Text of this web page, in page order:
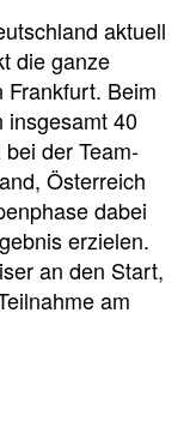
aktuell
die ganze
Frankfurt. Beim
insgesamt 40
der Team-
Österreich
dabei
erzielen.
an den Start,
am